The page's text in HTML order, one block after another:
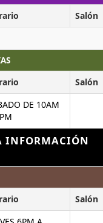
Salón
Salón
DE 10AM
INFORMACIÓN
Salón